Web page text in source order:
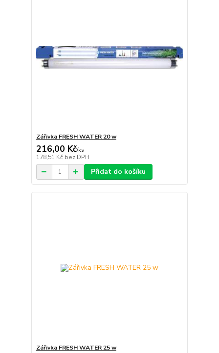
Zářivka FRESH WATER 20 w
216,00 Kč/ks
178,51 Kč bez DPH
Přidat do košíku
Zářivka FRESH WATER 25 w